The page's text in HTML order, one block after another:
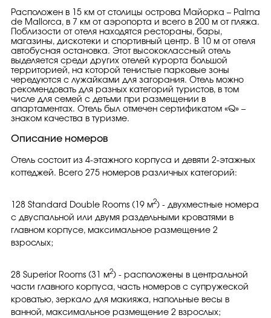
Расположен в 15 км от столицы острова Майорка – Palma
de Mallorca, в 7 км от аэропорта и всего в 200 м от пляжа.
Поблизости от отеля находятся рестораны, бары,
магазины, дискотеки и спортивный центр. В 10 м от отеля
автобусная остановка. Этот высококлассный отель
выделяется среди других отелей курорта большой
территорией, на которой тенистые парковые зоны
чередуются с лужайками для загорания. Отель можно
рекомендовать для разных категорий туристов, в том
числе для семей с детьми при размещении в
апартаментах. Отель был отмечен сертификатом «Q» –
знаком качества в туризме.
Описание номеров
Отель состоит из 4-этажного корпуса и девяти 2-этажных
коттеджей. Всего 275 номеров различных категорий:
128 Standard Double Rooms (19 м2) - двухместные номера
с двуспальной или двумя раздельными кроватями в
главном корпусе, максимальное размещение 2
взрослых;
28 Superior Rooms (31 м2) - расположены в центральной
части главного корпуса, часть номеров с супружеской
кроватью, зеркало для макияжа, напольные весы в
ванной, максимальное размещение 2 взрослых;